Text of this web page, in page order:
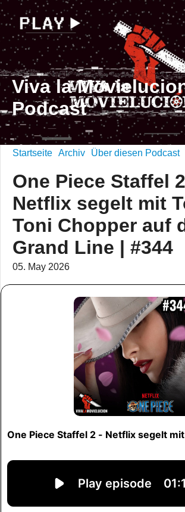
Viva la
Podcast
Startseite Archiv Über diesen Podcast
One Piece Staffel
Netflix segelt mit
Toni Chopper auf
Grand Line | #344
05. May 2026